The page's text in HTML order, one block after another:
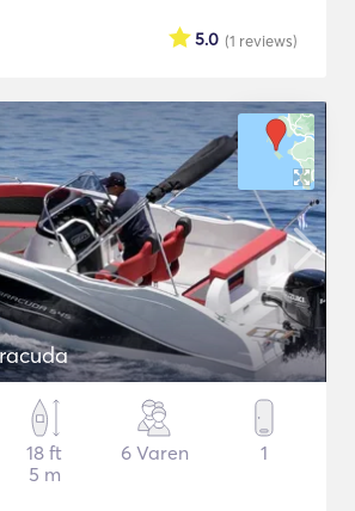
(1 reviews)
5.0
Barracuda
18 ft
5 m
6 Varen 1